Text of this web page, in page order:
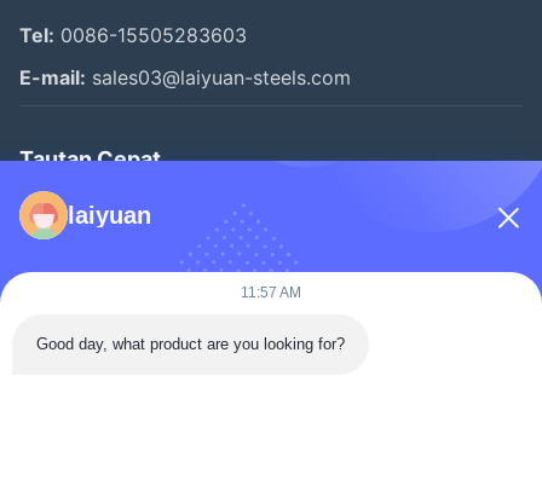
Tel: 0086-15505283603
E-mail: sales03@laiyuan-steels.com
Tautan Cepat
Rumah
Tentang Kami
laiyuan
11:57 AM
Good day, what product are you looking for?